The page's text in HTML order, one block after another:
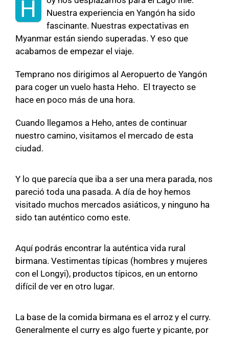
H
Nuestra experiencia en Yangón ha sido
fascinante. Nuestras expectativas en
Myanmar están siendo superadas. Y eso que
acabamos de empezar el viaje.
Temprano nos dirigimos al Aeropuerto de Yangón
para coger un vuelo hasta Heho. El trayecto se
hace en poco más de una hora.
Cuando llegamos a Heho, antes de continuar
nuestro camino, visitamos el mercado de esta
ciudad.
Y lo que parecía que iba a ser una mera parada, nos
pareció toda una pasada. A día de hoy hemos
visitado muchos mercados asiáticos, y ninguno ha
sido tan auténtico como este.
Aquí podrás encontrar la auténtica vida rural
birmana. Vestimentas típicas (hombres y mujeres
con el Longyi), productos típicos, en un entorno
difícil de ver en otro lugar.
La base de la comida birmana es el arroz y el curry.
Generalmente el curry es algo fuerte y picante, por